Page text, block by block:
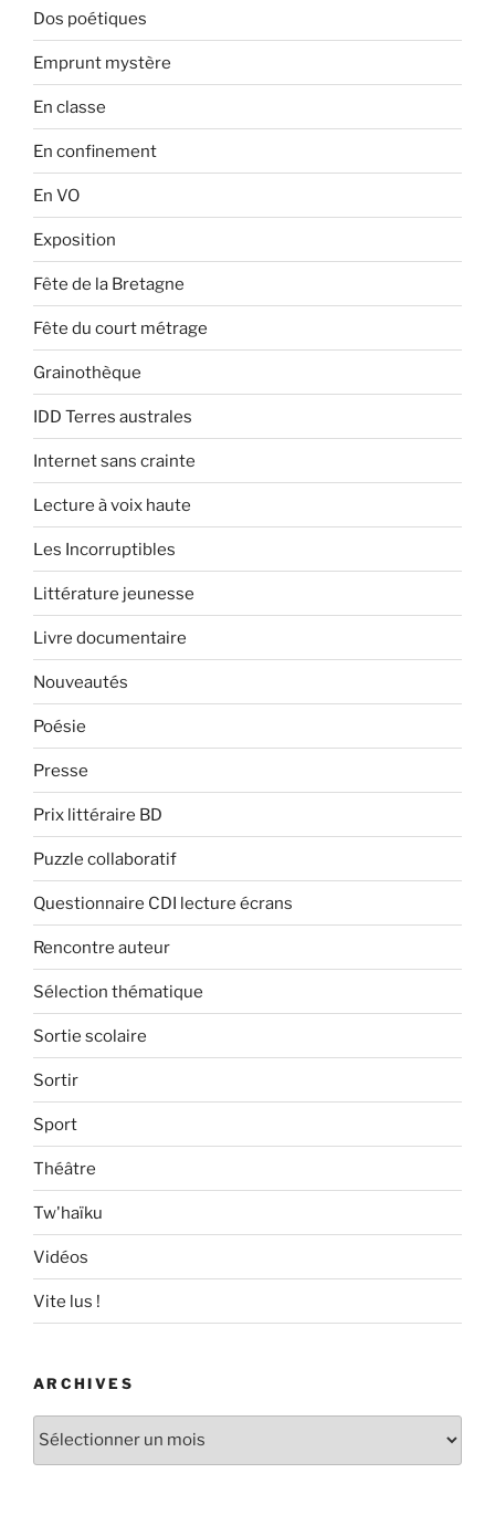
Dos poétiques
Emprunt mystère
En classe
En confinement
En VO
Exposition
Fête de la Bretagne
Fête du court métrage
Grainothèque
IDD Terres australes
Internet sans crainte
Lecture à voix haute
Les Incorruptibles
Littérature jeunesse
Livre documentaire
Nouveautés
Poésie
Presse
Prix littéraire BD
Puzzle collaboratif
Questionnaire CDI lecture écrans
Rencontre auteur
Sélection thématique
Sortie scolaire
Sortir
Sport
Théâtre
Tw'haïku
Vidéos
Vite lus !
ARCHIVES
Archives